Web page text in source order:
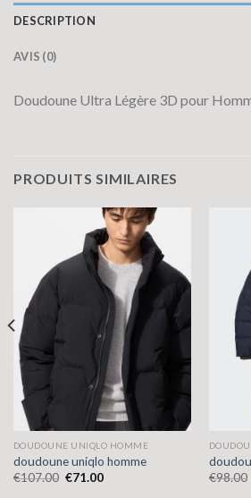
DESCRIPTION
AVIS (0)
Doudoune Ultra Légère 3D pour
PRODUITS SIMILAIRES
DOUDOUNE UNIQLO HOMME
doudoune uniqlo homme
€107.00 €71.00
€98.00